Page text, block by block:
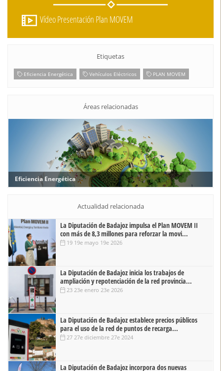
Vídeo Presentación Plan MOVEM
Etiquetas
Eficiencia Energética Vehículos Eléctricos PLAN MOVEM
Áreas relacionadas
Eficiencia Energética
Actualidad relacionada
La Diputación de Badajoz impulsa el Plan MOVEM II
con más de 8,3 millones para reforzar la movi...
19 19e mayo 19e 2026
La Diputación de Badajoz inicia los trabajos de
ampliación y repotenciación de la red provincia...
23 23e enero 23e 2026
La Diputación de Badajoz establece precios públicos
para el uso de la red de puntos de recarga...
27 27e diciembre 27e 2024
La Diputación de Badajoz incorpora dos nuevas